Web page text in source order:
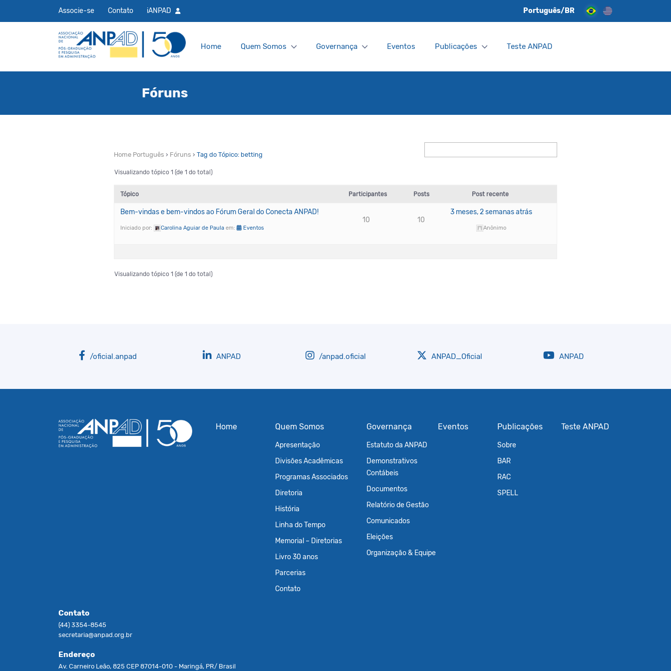
Associe-se Contato iANPAD Português/BR
Home Quem Somos Governança Eventos Publicações Teste ANPAD
Fóruns
Home Português › Fóruns › Tag do Tópico: betting
Visualizando tópico 1 (de 1 do total)
Tópico Participantes Posts Post recente
Bem-vindas e bem-vindos ao Fórum Geral do Conecta ANPAD!
Iniciado por: Carolina Aguiar de Paula em: Eventos
10 10
3 meses, 2 semanas atrás
Anônimo
Visualizando tópico 1 (de 1 do total)
/oficial.anpad ANPAD /anpad.oficial ANPAD_Oficial ANPAD
Home Quem Somos
Apresentação
Divisões Acadêmicas
Programas Associados
Diretoria
História
Linha do Tempo
Memorial – Diretorias
Livro 30 anos
Parcerias
Contato
Governança
Estatuto da ANPAD
Demonstrativos
Contábeis
Documentos
Relatório de Gestão
Comunicados
Eleições
Organização & Equipe
Eventos Publicações
Sobre
BAR
RAC
SPELL
Teste ANPAD
Contato
(44) 3354-8545
secretaria@anpad.org.br
Endereço
Av. Carneiro Leão, 825 CEP 87014-010 - Maringá, PR/ Brasil